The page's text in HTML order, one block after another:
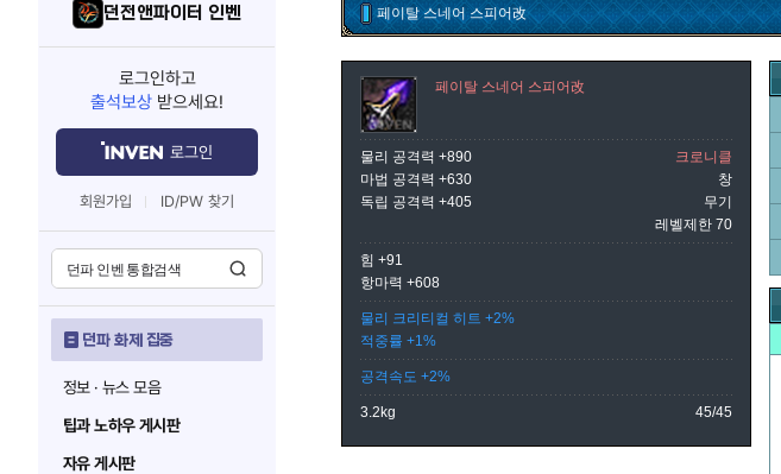
던전앤파이터 인벤
로그인하고
출석보상 받으세요!
로그인
회원가입 ID/PW 찾기
던파 화제 집중
정보 · 뉴스 모음
팁과 노하우 게시판
자유 게시판
페이탈 스네어 스피어改
페이탈 스네어 스피어改
물리 공격력 +890
마법 공격력 +630
독립 공격력 +405
크로니클
창
무기
레벨제한 70
힘 +91
항마력 +608
물리 크리티컬 히트 +2%
적중률 +1%
공격속도 +2%
3.2kg 45/45